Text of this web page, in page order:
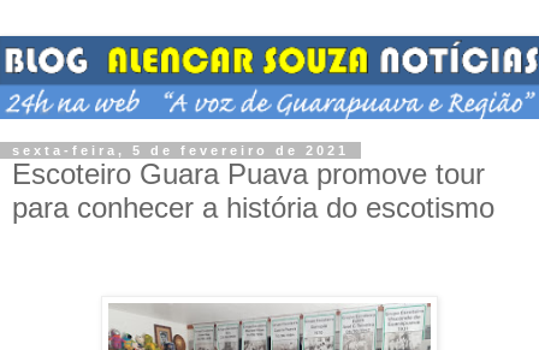
sexta-feira, 5 de fevereiro de 2021
Escoteiro Guara Puava promove tour
para conhecer a história do escotismo